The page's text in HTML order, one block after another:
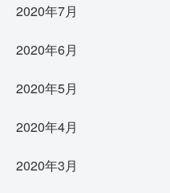
2020年7月
2020年6月
2020年5月
2020年4月
2020年3月